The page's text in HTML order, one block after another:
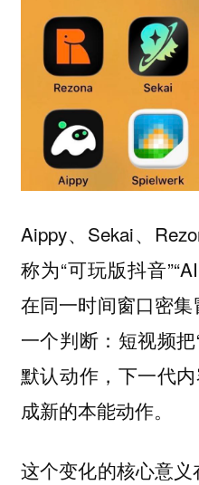
Aippy、Sekai、
称为“可玩版抖音
在同一时间窗口密
一个判断：短视频
默认动作，下一代
成新的本能动作。
这个变化的核心意